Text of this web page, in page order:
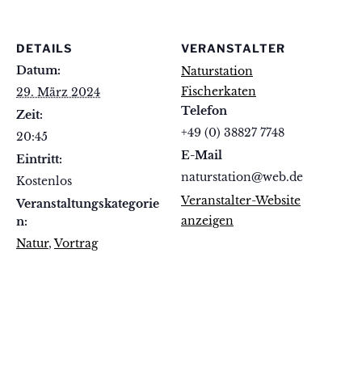
DETAILS
Datum:
29. März 2024
Zeit:
20:45
Eintritt:
Kostenlos
Veranstaltungskategorie
n:
Natur,Vortrag
VERANSTALTER
Naturstation
Fischerkaten
Telefon
+49 (0) 38827 7748
E-Mail
naturstation@web.de
Veranstalter-Website
anzeigen